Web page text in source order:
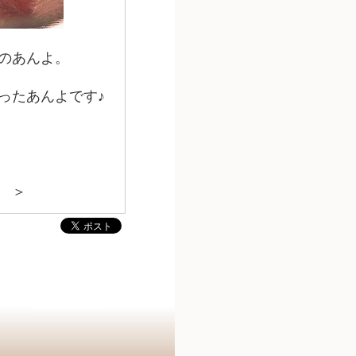
あんよ。
たあんよです♪